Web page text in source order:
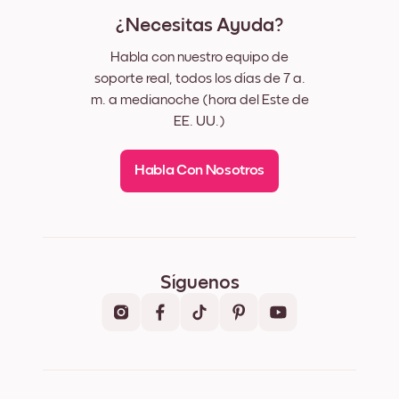
¿Necesitas Ayuda?
Habla con nuestro equipo de
soporte real, todos los días de 7 a.
m. a medianoche (hora del Este de
EE. UU.)
Habla Con Nosotros
Síguenos